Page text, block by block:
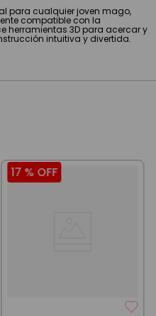
para cualquier joven mago,
compatible con la
herramientas 3D para acercar y
intuitiva y divertida.
17 % OFF